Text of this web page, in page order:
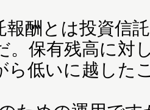
酬とは投資信
。保有残高に対
ら低いに越した